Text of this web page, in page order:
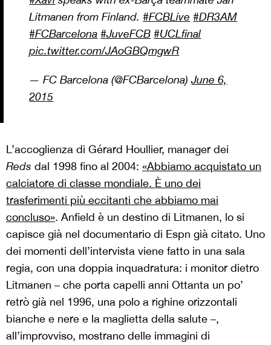
Litmanen from Finland.#FCBLive #DR3AM
#FCBarcelona #JuveFCB #UCLfinal
pic.twitter.com/JAoGBQmgwR
— FC Barcelona (@FCBarcelona)June 6,
2015
L’accoglienza di Gérard Houllier, manager dei
Reds dal 1998 fino al 2004: «Abbiamo acquistato un
calciatore di classe mondiale. È uno dei
trasferimenti più eccitanti che abbiamo mai
concluso». Anfield è un destino di Litmanen, lo si
capisce già nel documentario di Espn già citato. Uno
dei momenti dell’intervista viene fatto in una sala
regia, con una doppia inquadratura: i monitor dietro
Litmanen – che porta capelli anni Ottanta un po’
retrò già nel 1996, una polo a righine orizzontali
bianche e nere e la maglietta della salute –,
all’improvviso, mostrano delle immagini di